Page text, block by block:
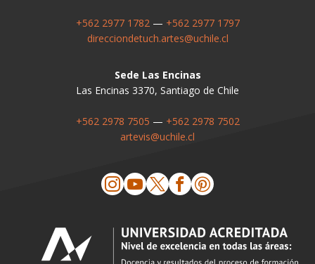
+562 2977 1782— +562 2977 1797
direcciondetuch.artes@uchile.cl
Sede Las Encinas
Las Encinas 3370, Santiago de Chile
+562 2978 7505 — +562 2978 7502
artevis@uchile.cl